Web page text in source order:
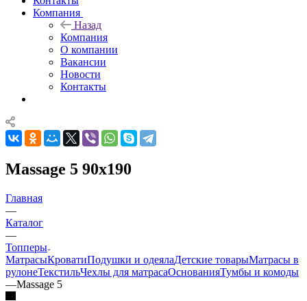
Компания
Назад
Компания
О компании
Вакансии
Новости
Контакты
Massage 5 90x190
Главная
—
Каталог
—
Топперы
МатрасыКроватиПодушки и одеялаДетские товарыМатрасы в
рулонеТекстильЧехлы для матрасаОснованияТумбы и комоды
—Massage 5